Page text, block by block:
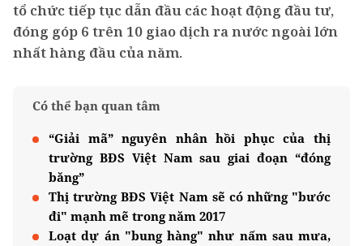
tổ chức tiếp tục dẫn đầu các hoạt động đầu tư,
đóng góp 6 trên 10 giao dịch ra nước ngoài lớn
nhất hàng đầu của năm.
Có thể bạn quan tâm
“Giải mã” nguyên nhân hồi phục của thị
trường BĐS Việt Nam sau giai đoạn “đóng
băng”
Thị trường BĐS Việt Nam sẽ có những "bước
đi" mạnh mẽ trong năm 2017
Loạt dự án "bung hàng" như nấm sau mưa,